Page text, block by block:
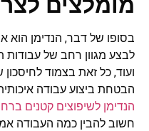
בסופו של דבר, הנדימן הוא
לבצע מגוון רחב של עבודות
ועוד, כל זאת בצמוד
הבטחת ביצוע עבודה
הנדימן לשיפוצים קטנים
חשוב להבין כמה העבודה